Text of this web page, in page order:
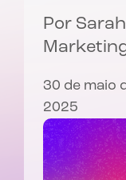
Por
30 de maio
2025